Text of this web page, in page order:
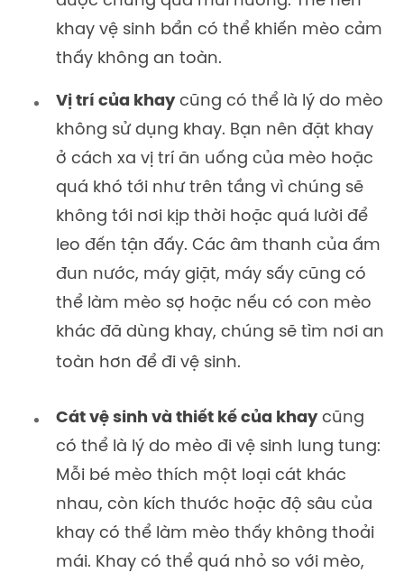
khay vệ sinh bẩn có thể khiến mèo cảm
thấy không an toàn.
Vị trí của khaycũng có thể là lý do mèo
không sử dụng khay. Bạn nên đặt khay
ở cách xa vị trí ăn uống của mèo hoặc
quá khó tới như trên tầng vì chúng sẽ
không tới nơi kịp thời hoặc quá lười để
leo đến tận đấy. Các âm thanh của ấm
đun nước, máy giặt, máy sấy cũng có
thể làm mèo sợ hoặc nếu có con mèo
khác đã dùng khay, chúng sẽ tìm nơi an
toàn hơn để đi vệ sinh.
Cát vệ sinh và thiết kế của khaycũng
có thể là lý do mèo đi vệ sinh lung tung:
Mỗi bé mèo thích một loại cát khác
nhau, còn kích thước hoặc độ sâu của
khay có thể làm mèo thấy không thoải
mái. Khay có thể quá nhỏ so với mèo,